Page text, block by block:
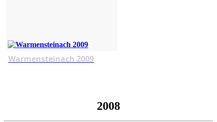
Warmensteinach 2009
2008